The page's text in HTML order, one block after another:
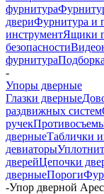
фурнитура
двериФурнитура и
инструментЯщики
безопасности
фурнитура
-
Упоры дверные
Глазки дверные
раздвижных систем
ручек
дверныеТаблички
девиаторы
дверейЦепочки
дверныеПороги
-Упор дверной